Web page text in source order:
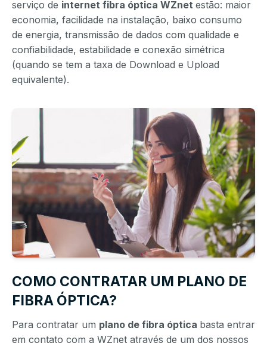
serviço de internet fibra óptica WZnet estão: maior
economia, facilidade na instalação, baixo consumo
de energia, transmissão de dados com qualidade e
confiabilidade, estabilidade e conexão simétrica
(quando se tem a taxa de Download e Upload
equivalente).
COMO CONTRATAR UM PLANO DE
FIBRA ÓPTICA?
Para contratar um plano de fibra óptica basta entrar
em contato com a WZnet através de um dos nossos